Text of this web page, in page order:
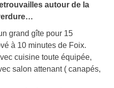
autour de la
grand gîte pour 15
à 10 minutes de Foix.
cuisine toute équipée,
salon attenant ( canapés,